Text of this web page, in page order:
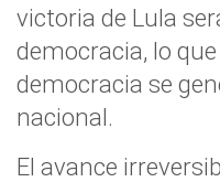
victoria de Lula
democracia, lo
democracia se
nacional.
El avance